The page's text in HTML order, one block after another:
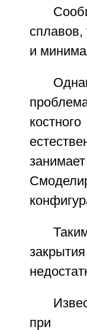
сплавов,
и
при